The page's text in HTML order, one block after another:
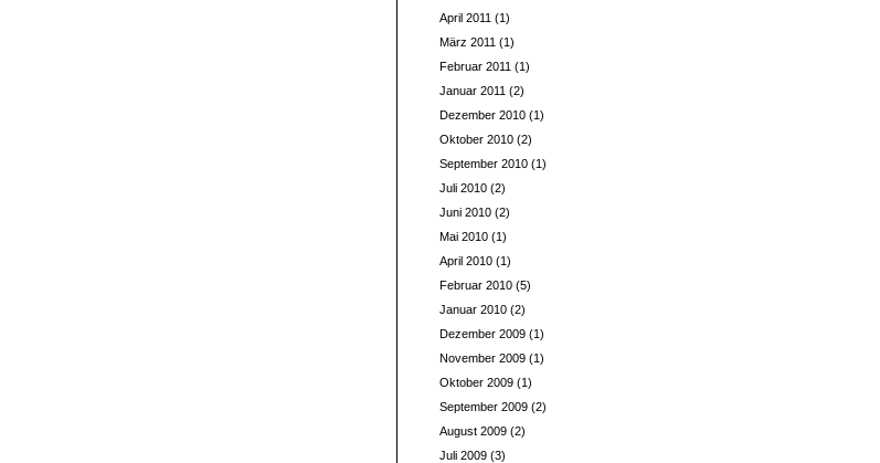
April 2011 (1)
März 2011 (1)
Februar 2011 (1)
Januar 2011 (2)
Dezember 2010(1)
Oktober 2010(2)
September 2010(1)
Juli 2010(2)
Juni 2010(2)
Mai 2010(1)
April 2010(1)
Februar 2010(5)
Januar 2010(2)
Dezember 2009(1)
November 2009(1)
Oktober 2009(1)
September 2009(2)
August 2009(2)
Juli 2009(3)